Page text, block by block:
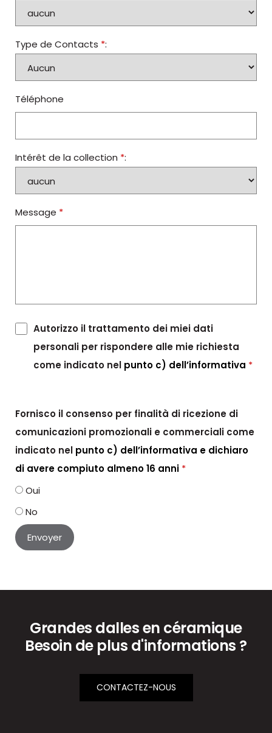
Type de Contacts *:
Téléphone
Intérêt de la collection *:
Message *
Autorizzo il trattamento dei miei dati
personali per rispondere alle mie richiesta
come indicato nel punto c) dell’informativa *
Fornisco il consenso per finalità di ricezione di
comunicazioni promozionali e commerciali come
indicato nel punto c) dell’informativa e dichiaro
di avere compiuto almeno 16 anni *
Oui
No
Grandes dalles en céramique
Besoin de plus d'informations ?
CONTACTEZ-NOUS